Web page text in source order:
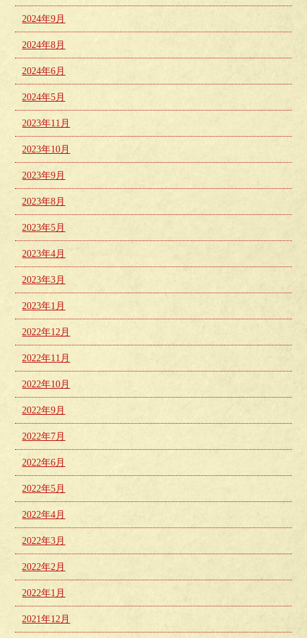
2024年9月
2024年8月
2024年6月
2024年5月
2023年11月
2023年10月
2023年9月
2023年8月
2023年5月
2023年4月
2023年3月
2023年1月
2022年12月
2022年11月
2022年10月
2022年9月
2022年7月
2022年6月
2022年5月
2022年4月
2022年3月
2022年2月
2022年1月
2021年12月